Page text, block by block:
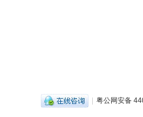
| 粤公网安备